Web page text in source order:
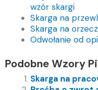
wzór skargi
Skarga na
Skarga na
Odwołanie od
Podobne Wzory
Skarga na